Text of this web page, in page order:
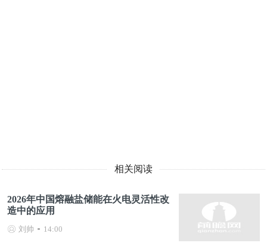
相关阅读
2026年中国熔融盐储能在火电灵活性改
造中的应用
刘帅 14:00